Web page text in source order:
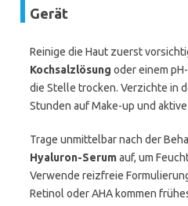
Gerät
Reinige die Haut zuerst
Kochsalzlösung oder einem
die Stelle trocken. Verzichte in
Stunden auf Make-up und
Trage unmittelbar nach der
Hyaluron-Serumauf, um
Verwende reizfreie
Retinol oder AHA kommen